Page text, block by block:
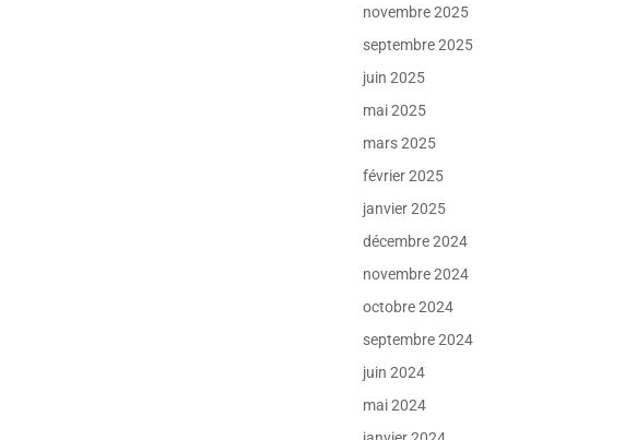
novembre 2025
septembre 2025
juin 2025
mai 2025
mars 2025
février 2025
janvier 2025
décembre 2024
novembre 2024
octobre 2024
septembre 2024
juin 2024
mai 2024